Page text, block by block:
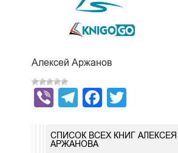
Алексей Аржанов
ViberTelegram
Facebook
СПИСОК ВСЕХ КНИГ АЛЕКСЕЯ
АРЖАНОВА